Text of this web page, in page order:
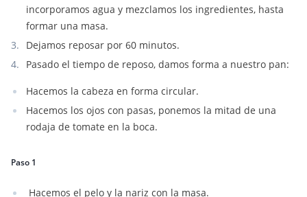
incorporamos agua y mezclamos los ingredientes, hasta
formar una masa.
Dejamos reposar por 60 minutos.
Pasado el tiempo de reposo, damos forma a nuestro pan:
Hacemos la cabeza en forma circular.
Hacemos los ojos con pasas, ponemos la mitad de una
rodaja de tomate en la boca.
Paso 1
Hacemos el pelo y la nariz con la masa.